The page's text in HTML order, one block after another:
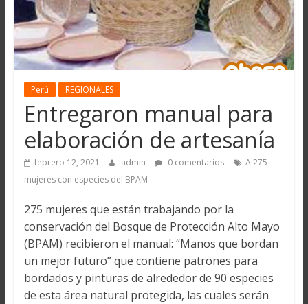
Perú REGIONALES
Entregaron manual para
elaboración de artesanía
febrero 12, 2021 admin 0 comentarios
A 275
mujeres con especies del BPAM
275 mujeres que están trabajando por la
conservación del Bosque de Protección Alto Mayo
(BPAM) recibieron el manual: “Manos que bordan
un mejor futuro” que contiene patrones para
bordados y pinturas de alrededor de 90 especies
de esta área natural protegida, las cuales serán